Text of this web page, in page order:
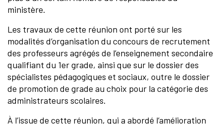
ministère.
Les travaux de cette réunion ont porté sur les
modalités d’organisation du concours de recrutement
des professeurs agrégés de l’enseignement secondaire
qualifiant du 1er grade, ainsi que sur le dossier des
spécialistes pédagogiques et sociaux, outre le dossier
de promotion de grade au choix pour la catégorie des
administrateurs scolaires.
À l’issue de cette réunion, qui a abordé l’amélioration